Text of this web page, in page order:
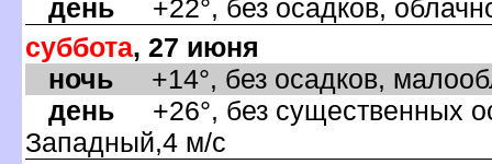
день +22°, без осадков,
суббота, 27 июня
ночь +14°, без осадков,
день +26°, без существенных
Западный,4 м/с